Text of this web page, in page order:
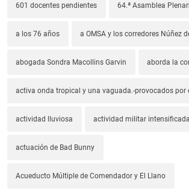
601 docentes pendientes 64.ª Asamblea
a los 76 años a OMSA y los corredores Núñez
abogada Sondra Macollins Garvin aborda la
activa onda tropical y una vaguada.-provocados por
actividad lluviosa actividad militar intensificada
actuación de Bad Bunny
Acueducto Múltiple de Comendador y El Llano